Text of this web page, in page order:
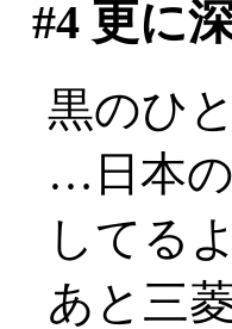
#4更に
黒のひ
…日本
してる
あと三